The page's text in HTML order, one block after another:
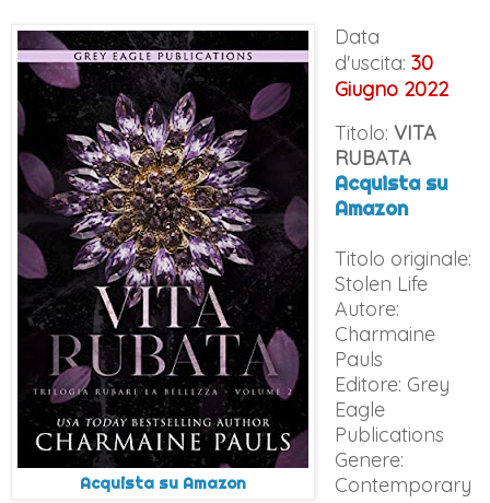
Acquista su Amazon
Data
d'uscita: 30
Giugno 2022
Titolo: VITA
RUBATA
Acquista su
Amazon
Titolo originale:
Stolen Life
Autore:
Charmaine
Pauls
Editore: Grey
Eagle
Publications
Genere:
Contemporary